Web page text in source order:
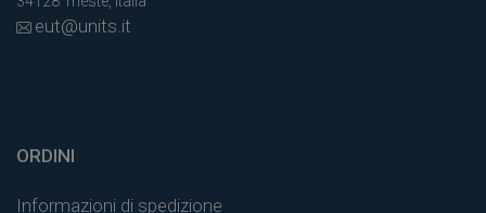
eut@units.it
ORDINI
Informazioni di spedizione